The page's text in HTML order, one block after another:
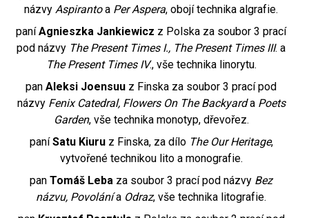
názvy Aspirantoa Per Aspera, obojí technika algrafie.
paníAgnieszka Jankiewicz z Polska za soubor 3 prací
pod názvy The Present Times I., The Present Times III. a
The Present Times IV., vše technika linorytu.
pan Aleksi Joensuu z Finska za soubor 3 prací pod
názvy Fenix Catedral, Flowers On The Backyarda Poets
Garden, vše technika monotyp, dřevořez.
paníSatu Kiuruz Finska, za dílo The Our Heritage,
vytvořené technikou lito a monografie.
pan Tomáš Leba za soubor 3 prací pod názvy Bez
názvu, Povolánía Odraz, vše technika litografie.